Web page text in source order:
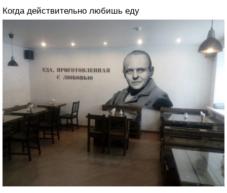
Когда действительно любишь еду